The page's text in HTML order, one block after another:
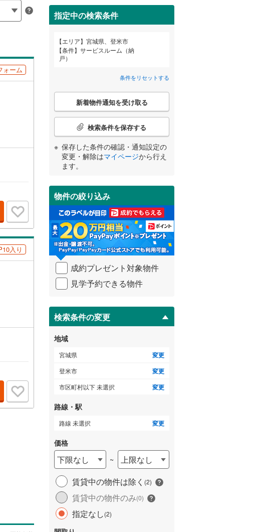
ォーム
入り
指定中の検索条件
エリア
宮城県、登米市
条件
サービスルーム（納
戸）
条件をリセットする
こ
検
条
件
受
け
取
る
・
条
件
を
イ
ペ
ジ
に
保
存
す
る
新着物件通知を受け取る
検索条件を保存する
保存した条件の確認・通知設定の
変更・解除はマイページから行え
ます。
物件の絞り込み
成約プレゼント対象物件
見学予約できる物件
検索条件の変更
地域
宮城県 変更
登米市 変更
市区町村以下 未選択 変更
路線・駅
路線 未選択 変更
価格
下限なし ~
上限なし
賃貸中の物件は除く (2)
賃貸中の物件のみ(0)
指定なし(2)
鹿児島
条件をリセットする
亘理郡亘理町(3)
黒川郡大郷町(0)
牡鹿郡女川町(0)
条件をリセットする
条件をリセットする
条件をリセットする
条件をリセットする
間取り変更可能（0）
3階建て以上（0）
小学校まで1km以内（0）
南道路（2）
長期優良住宅（0）
条件をリセットする